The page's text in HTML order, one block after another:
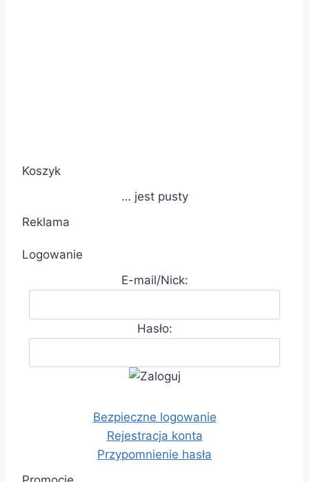
Koszyk
… jest pusty
Reklama
Logowanie
E-mail/Nick:
Hasło:
Bezpieczne logowanie
Rejestracja konta
Przypomnienie hasła